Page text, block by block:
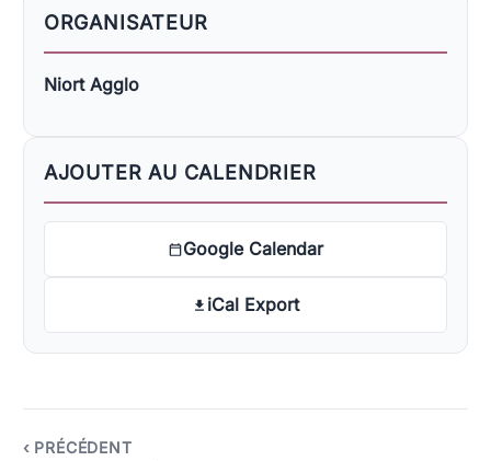
ORGANISATEUR
Niort Agglo
AJOUTER AU CALENDRIER
Google Calendar
iCal Export
‹ PRÉCÉDENT